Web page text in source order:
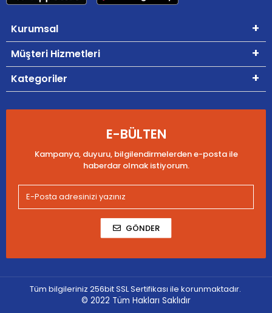
Kurumsal
Müşteri Hizmetleri
Kategoriler
E-BÜLTEN
Kampanya, duyuru, bilgilendirmelerden e-posta ile
haberdar olmak istiyorum.
GÖNDER
Tüm bilgileriniz 256bit SSL Sertifikası ile korunmaktadır.
© 2022 Tüm Hakları Saklıdır